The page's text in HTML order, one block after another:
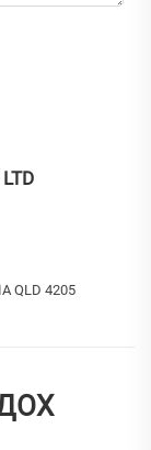
QLD 4205